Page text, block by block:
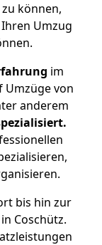
können,
Umzug
im
Umzüge von
anderem
bis hin zur
Coschütz.